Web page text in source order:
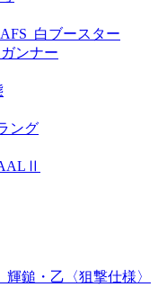
白ブースター
ンナー
ング
鎚・乙〈狙撃仕様〉